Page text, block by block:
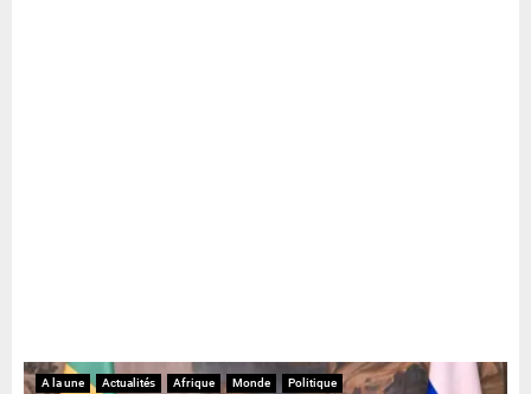
A la une Actualités Afrique Monde Politique